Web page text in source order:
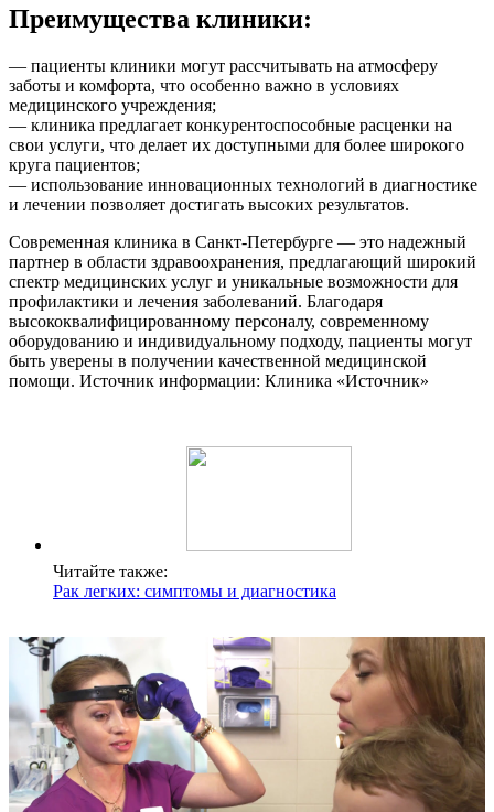
Преимущества клиники:
— пациенты клиники могут рассчитывать на атмосферу
заботы и комфорта, что особенно важно в условиях
медицинского учреждения;
— клиника предлагает конкурентоспособные расценки на
свои услуги, что делает их доступными для более широкого
круга пациентов;
— использование инновационных технологий в диагностике
и лечении позволяет достигать высоких результатов.
Современная клиника в Санкт-Петербурге — это надежный
партнер в области здравоохранения, предлагающий широкий
спектр медицинских услуг и уникальные возможности для
профилактики и лечения заболеваний. Благодаря
высококвалифицированному персоналу, современному
оборудованию и индивидуальному подходу, пациенты могут
быть уверены в получении качественной медицинской
помощи. Источник информации: Клиника «Источник»
Читайте также:
Рак легких: симптомы и диагностика